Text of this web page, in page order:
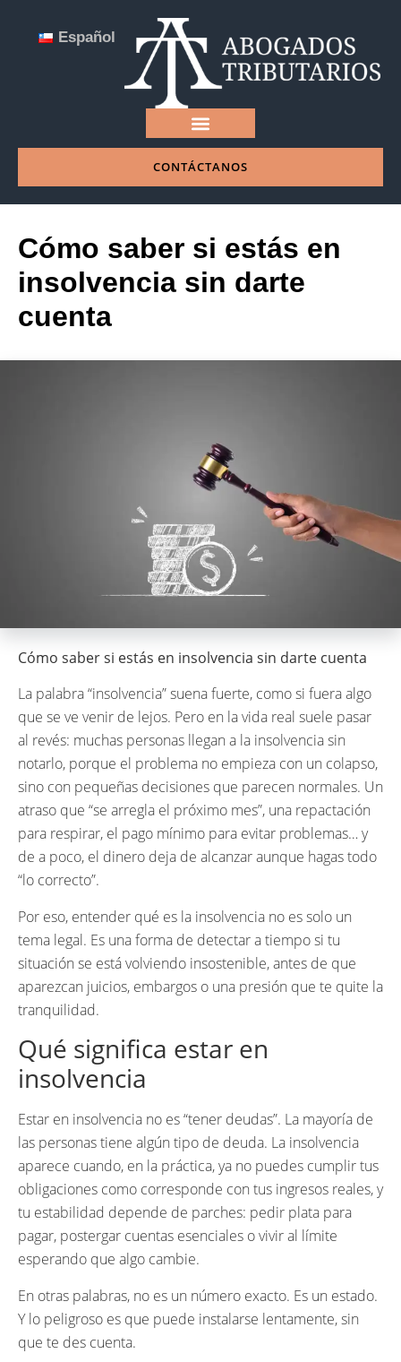
CONTÁCTANOS
Español
Cómo saber si estás en
insolvencia sin darte
cuenta
Cómo saber si estás en insolvencia sin darte cuenta
La palabra “insolvencia” suena fuerte, como si fuera algo
que se ve venir de lejos. Pero en la vida real suele pasar
al revés: muchas personas llegan a la insolvencia sin
notarlo, porque el problema no empieza con un colapso,
sino con pequeñas decisiones que parecen normales. Un
atraso que “se arregla el próximo mes”, una repactación
para respirar, el pago mínimo para evitar problemas… y
de a poco, el dinero deja de alcanzar aunque hagas todo
“lo correcto”.
Por eso, entender qué es la insolvencia no es solo un
tema legal. Es una forma de detectar a tiempo si tu
situación se está volviendo insostenible, antes de que
aparezcan juicios, embargos o una presión que te quite la
tranquilidad.
Qué significa estar en
insolvencia
Estar en insolvencia no es “tener deudas”. La mayoría de
las personas tiene algún tipo de deuda. La insolvencia
aparece cuando, en la práctica, ya no puedes cumplir tus
obligaciones como corresponde con tus ingresos reales, y
tu estabilidad depende de parches: pedir plata para
pagar, postergar cuentas esenciales o vivir al límite
esperando que algo cambie.
En otras palabras, no es un número exacto. Es un estado.
Y lo peligroso es que puede instalarse lentamente, sin
que te des cuenta.